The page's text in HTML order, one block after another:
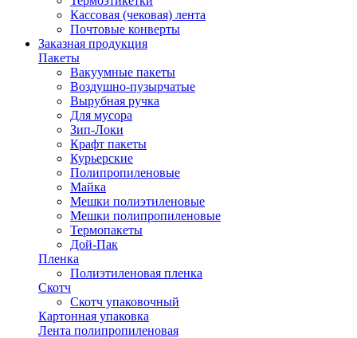
Кассовая (чековая) лента
Почтовые конверты
Заказная продукция
Пакеты
Вакуумные пакеты
Воздушно-пузырчатые
Вырубная ручка
Для мусора
Зип-Локи
Крафт пакеты
Курьерские
Полипропиленовые
Майка
Мешки полиэтиленовые
Мешки полипропиленовые
Термопакеты
Дой-Пак
Пленка
Полиэтиленовая пленка
Скотч
Скотч упаковочный
Картонная упаковка
Лента полипропиленовая